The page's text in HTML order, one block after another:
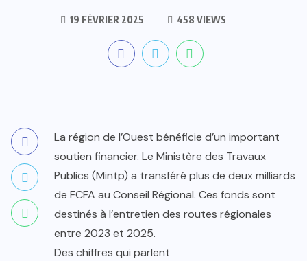
19 FÉVRIER 2025 458 VIEWS
La région de l’Ouest bénéficie d’un important
soutien financier. Le Ministère des Travaux
Publics (Mintp) a transféré plus de deux milliards
de FCFA au Conseil Régional. Ces fonds sont
destinés à l’entretien des routes régionales
entre 2023 et 2025.
Des chiffres qui parlent